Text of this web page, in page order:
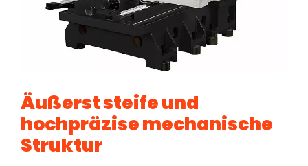
Äußerst steife und
hochpräzise mechanische
Struktur